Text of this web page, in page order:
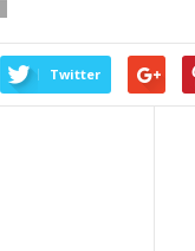
Twitter